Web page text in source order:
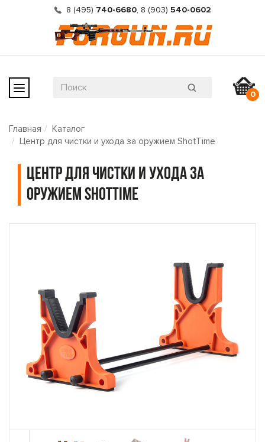
8 (495) 740-6680, 8 (903) 540-0602
0
Главная
Каталог
Центр для чистки и ухода за оружием ShotTime
Центр для чистки и ухода за
оружием ShotTime